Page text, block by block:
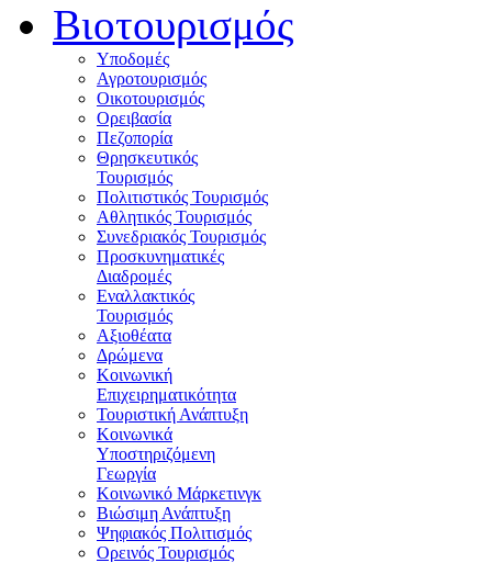
Βιοτουρισμός
Υποδομές
Αγροτουρισμός
Οικοτουρισμός
Ορειβασία
Πεζοπορία
Θρησκευτικός
Τουρισμός
Πολιτιστικός Τουρισμός
Αθλητικός Τουρισμός
Συνεδριακός Τουρισμός
Προσκυνηματικές
Διαδρομές
Εναλλακτικός
Τουρισμός
Αξιοθέατα
Δρώμενα
Κοινωνική
Επιχειρηματικότητα
Τουριστική Ανάπτυξη
Κοινωνικά
Υποστηριζόμενη
Γεωργία
Κοινωνικό Μάρκετινγκ
Βιώσιμη Ανάπτυξη
Ψηφιακός Πολιτισμός
Ορεινός Τουρισμός